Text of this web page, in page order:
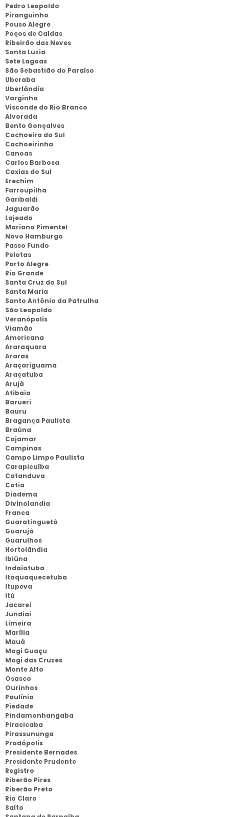
Pedro Leopoldo
Piranguinho
Pouso Alegre
Poços de Caldas
Ribeirão das Neves
Santa Luzia
Sete Lagoas
São Sebastião do Paraíso
Uberaba
Uberlândia
Varginha
Visconde do Rio Branco
Alvorada
Bento Gonçalves
Cachoeira do Sul
Cachoeirinha
Canoas
Carlos Barbosa
Caxias do Sul
Erechim
Farroupilha
Garibaldi
Jaguarão
Lajeado
Mariana Pimentel
Novo Hamburgo
Passo Fundo
Pelotas
Porto Alegre
Rio Grande
Santa Cruz do Sul
Santa Maria
Santo Antônio da Patrulha
São Leopoldo
Veranópolis
Viamão
Americana
Araraquara
Araras
Araçariguama
Araçatuba
Arujá
Atibaia
Barueri
Bauru
Bragança Paulista
Braúna
Cajamar
Campinas
Campo Limpo Paulista
Carapicuíba
Catanduva
Cotia
Diadema
Divinolandia
Franca
Guaratinguetá
Guarujá
Guarulhos
Hortolândia
Ibiúna
Indaiatuba
Itaquaquecetuba
Itupeva
Itú
Jacareí
Jundiaí
Limeira
Marília
Mauá
Mogi Guaçu
Mogi das Cruzes
Monte Alto
Osasco
Ourinhos
Paulínia
Piedade
Pindamonhangaba
Piracicaba
Pirassununga
Pradópolis
Presidente Bernades
Presidente Prudente
Registro
Riberão Pires
Riberão Preto
Rio Claro
Salto